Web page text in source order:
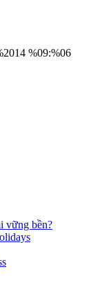
%09:%06
vững bền?